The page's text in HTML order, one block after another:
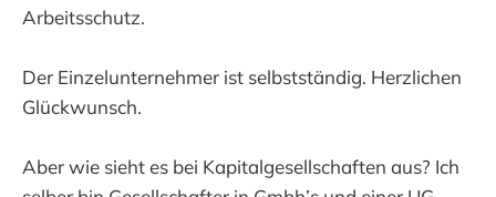
Arbeitsschutz.
Der Einzelunternehmer ist selbstständig. Herzlichen
Glückwunsch.
Aber wie sieht es bei Kapitalgesellschaften aus? Ich